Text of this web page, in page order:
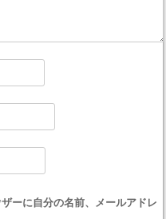
ーに自分の名前、メールアドレ